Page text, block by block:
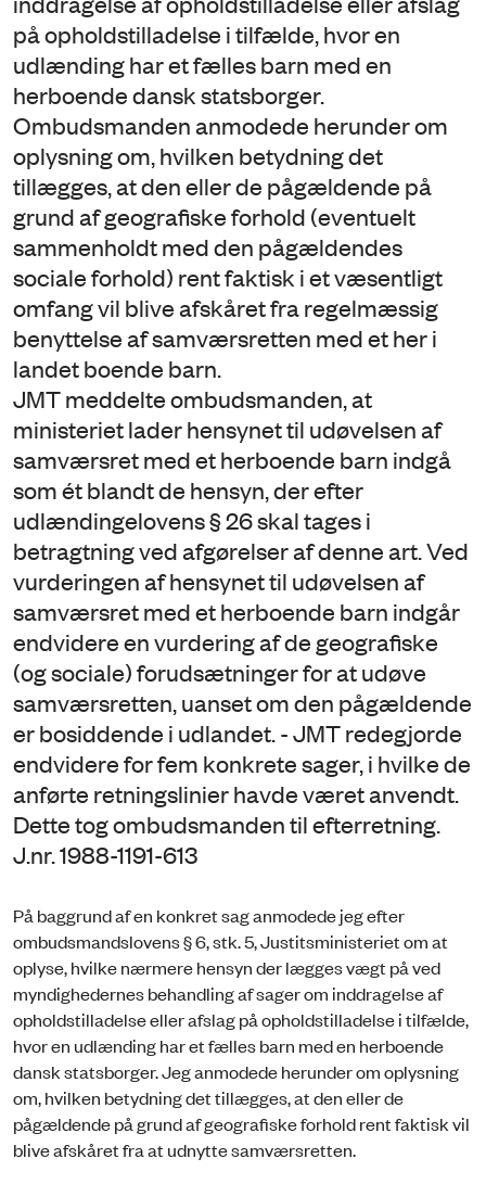
på opholdstilladelse i tilfælde, hvor en
udlænding har et fælles barn med en
herboende dansk statsborger.
Ombudsmanden anmodede herunder om
oplysning om, hvilken betydning det
tillægges, at den eller de pågældende på
grund af geografiske forhold (eventuelt
sammenholdt med den pågældendes
sociale forhold) rent faktisk i et væsentligt
omfang vil blive afskåret fra regelmæssig
benyttelse af samværsretten med et her i
landet boende barn.
JMT meddelte ombudsmanden, at
ministeriet lader hensynet til udøvelsen af
samværsret med et herboende barn indgå
som ét blandt de hensyn, der efter
udlændingelovens § 26 skal tages i
betragtning ved afgørelser af denne art. Ved
vurderingen af hensynet til udøvelsen af
samværsret med et herboende barn indgår
endvidere en vurdering af de geografiske
(og sociale) forudsætninger for at udøve
samværsretten, uanset om den pågældende
er bosiddende i udlandet. - JMT redegjorde
endvidere for fem konkrete sager, i hvilke de
anførte retningslinier havde været anvendt.
Dette tog ombudsmanden til efterretning.
J.nr. 1988-1191-613
På baggrund af en konkret sag anmodede jeg efter
ombudsmandslovens § 6, stk. 5, Justitsministeriet om at
oplyse, hvilke nærmere hensyn der lægges vægt på ved
myndighedernes behandling af sager om inddragelse af
opholdstilladelse eller afslag på opholdstilladelse i tilfælde,
hvor en udlænding har et fælles barn med en herboende
dansk statsborger. Jeg anmodede herunder om oplysning
om, hvilken betydning det tillægges, at den eller de
pågældende på grund af geografiske forhold rent faktisk vil
blive afskåret fra at udnytte samværsretten.